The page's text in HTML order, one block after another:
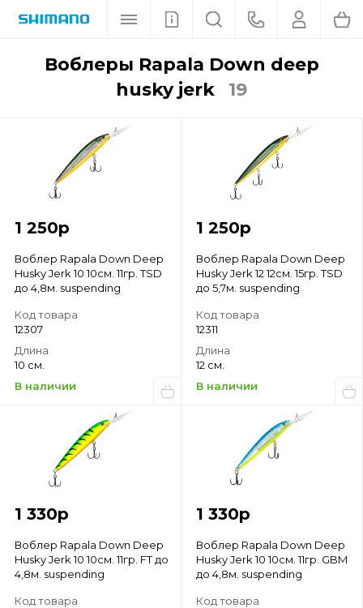
воблеры Rapala Down deep
husky jerk
19
1 250р
Воблер Rapala Down Deep
Husky Jerk 10 10см. 11гр. TSD
до 4,8м. suspending
Код товара
12307
Длина
10 см.
В наличии
1 250р
Воблер Rapala Down Deep
Husky Jerk 12 12см. 15гр. TSD
до 5,7м. suspending
Код товара
12311
Длина
12 см.
В наличии
1 330р
Воблер Rapala Down Deep
Husky Jerk 10 10см. 11гр. FT до
4,8м. suspending
Код товара
1 330р
Воблер Rapala Down Deep
Husky Jerk 10 10см. 11гр. GBM
до 4,8м. suspending
Код товара